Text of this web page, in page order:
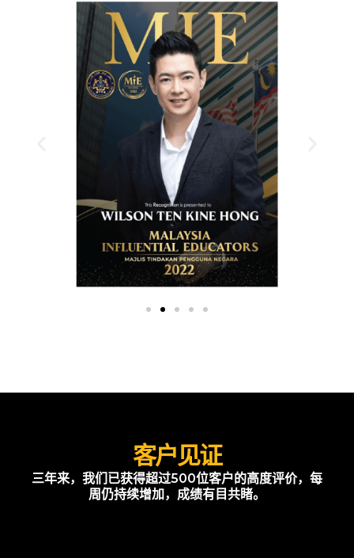
客户见证
三年来，我们已获得超过500位客户的高度评价，每
周仍持续增加，成绩有目共睹。